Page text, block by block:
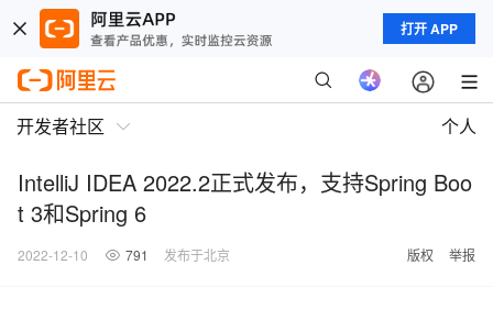
打开 APP
开发者社区 个人
IntelliJ IDEA 2022.2正式发布，支持Spring Boo
t 3和Spring 6
2022-12-10 791 发布于北京 版权 举报